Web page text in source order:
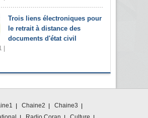
Trois liens électroniques pour
le retrait à distance des
documents d'état civil
|
Chaine2
Chaine3